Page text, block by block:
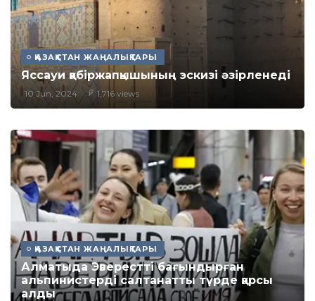
ҚАЗАҚСТАН ЖАҢАЛЫҚТАРЫ
Яссауи қабіржапқышының эскизі әзірленеді
10 Jun, 2024 1,716 views
ҚАЗАҚСТАН ЖАҢАЛЫҚТАРЫ
Алматыда Эверестті бағындырған
альпинистерді салтанатты түрде қарсы
алды